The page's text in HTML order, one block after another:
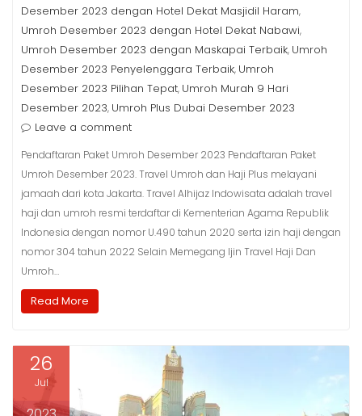
Desember 2023 dengan Hotel Dekat Masjidil Haram,
Umroh Desember 2023 dengan Hotel Dekat Nabawi,
Umroh Desember 2023 dengan Maskapai Terbaik, Umroh
Desember 2023 Penyelenggara Terbaik, Umroh
Desember 2023 Pilihan Tepat, Umroh Murah 9 Hari
Desember 2023, Umroh Plus Dubai Desember 2023
Leave a comment
Pendaftaran Paket Umroh Desember 2023 Pendaftaran Paket
Umroh Desember 2023. Travel Umroh dan Haji Plus melayani
jamaah dari kota Jakarta. Travel Alhijaz Indowisata adalah travel
haji dan umroh resmi terdaftar di Kementerian Agama Republik
Indonesia dengan nomor U.490 tahun 2020 serta izin haji dengan
nomor 304 tahun 2022 Selain Memegang Ijin Travel Haji Dan
Umroh…
Read More
26
Jul